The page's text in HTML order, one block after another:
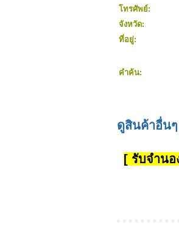
โทรศัพย์:
จังหวัด:
ที่อยู่:
คำค้น:
ดูสินค้าอื่นๆ
[ รับจำนอ